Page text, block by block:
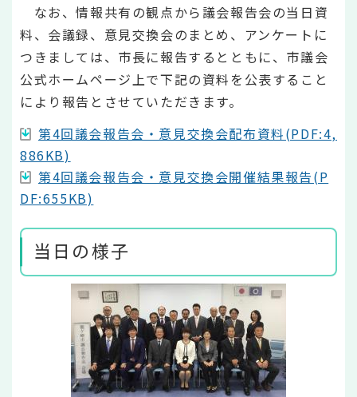
なお、情報共有の観点から議会報告会の当日資
料、会議録、意見交換会のまとめ、アンケートに
つきましては、市長に報告するとともに、市議会
公式ホームページ上で下記の資料を公表すること
により報告とさせていただきます。
第4回議会報告会・意見交換会配布資料(PDF:4,
886KB)
第4回議会報告会・意見交換会開催結果報告(P
DF:655KB)
当日の様子